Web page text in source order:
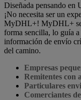
Diseñada pensando en
¡No necesita ser un
MyDHL+! MyDHL+ se
forma sencilla, lo guía
información de envío
del camino.
Empresas
Remitentes con
Particulares
Comerciantes